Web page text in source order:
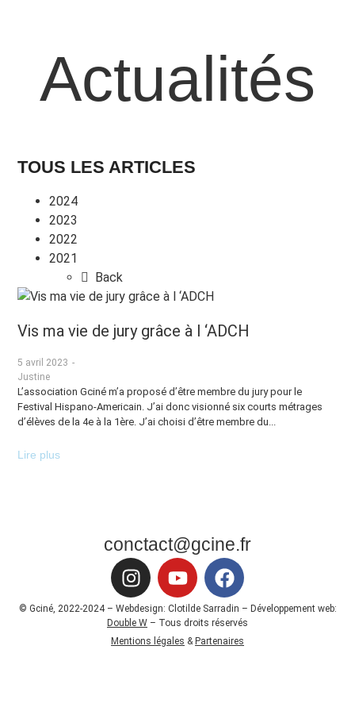
Actualités
TOUS LES ARTICLES
2024
2023
2022
2021
Back
Vis ma vie de jury grâce à l ‘ADCH
5 avril 2023 -
Justine
L’association Gciné m’a proposé d’être membre du jury pour le
Festival Hispano-Americain. J’ai donc visionné six courts métrages
d’élèves de la 4e à la 1ère. J’ai choisi d’être membre du...
Lire plus
conctact@gcine.fr
© Gciné, 2022-2024 – Webdesign: Clotilde Sarradin – Développement web:
Double W – Tous droits réservés
Mentions légales & Partenaires